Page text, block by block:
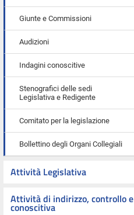
Giunte e Commissioni
Audizioni
Indagini conoscitive
Stenografici delle sedi
Legislativa e Redigente
Comitato per la legislazione
Bollettino degli Organi Collegiali
Attività Legislativa
Attività di indirizzo, controllo e
conoscitiva